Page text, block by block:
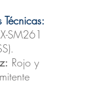
Técnicas:
SM261
Rojo y